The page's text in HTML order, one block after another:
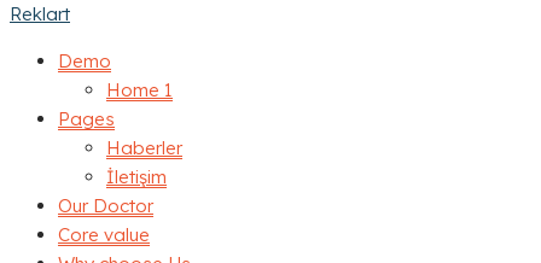
Reklart
Demo
Home 1
Pages
Haberler
İletişim
Our Doctor
Core value